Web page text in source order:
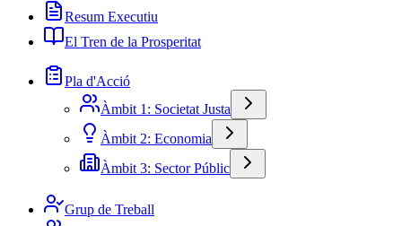
Resum Executiu
El Tren de la Prosperitat
Pla d'Acció
Àmbit 1: Societat Justa
Àmbit 2: Economia
Àmbit 3: Sector Públic
Grup de Treball